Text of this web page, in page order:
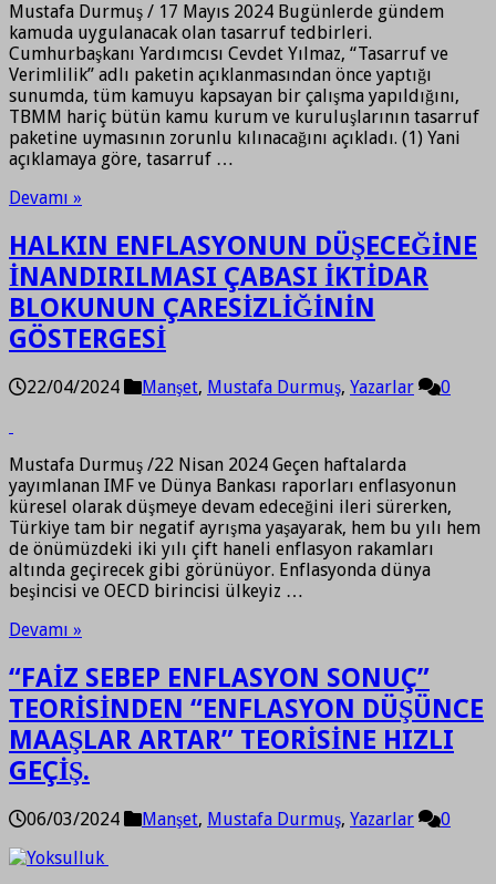
Mustafa Durmuş / 17 Mayıs 2024 Bugünlerde gündem
kamuda uygulanacak olan tasarruf tedbirleri.
Cumhurbaşkanı Yardımcısı Cevdet Yılmaz, “Tasarruf ve
Verimlilik” adlı paketin açıklanmasından önce yaptığı
sunumda, tüm kamuyu kapsayan bir çalışma yapıldığını,
TBMM hariç bütün kamu kurum ve kuruluşlarının tasarruf
paketine uymasının zorunlu kılınacağını açıkladı. (1) Yani
açıklamaya göre, tasarruf …
Devamı »
HALKIN ENFLASYONUN DÜŞECEĞİNE
İNANDIRILMASI ÇABASI İKTİDAR
BLOKUNUN ÇARESİZLİĞİNİN
GÖSTERGESİ
22/04/2024 Manşet, Mustafa Durmuş, Yazarlar 0
Mustafa Durmuş /22 Nisan 2024 Geçen haftalarda
yayımlanan IMF ve Dünya Bankası raporları enflasyonun
küresel olarak düşmeye devam edeceğini ileri sürerken,
Türkiye tam bir negatif ayrışma yaşayarak, hem bu yılı hem
de önümüzdeki iki yılı çift haneli enflasyon rakamları
altında geçirecek gibi görünüyor. Enflasyonda dünya
beşincisi ve OECD birincisi ülkeyiz …
Devamı »
“FAİZ SEBEP ENFLASYON SONUÇ”
TEORİSİNDEN “ENFLASYON DÜŞÜNCE
MAAŞLAR ARTAR” TEORİSİNE HIZLI
GEÇİŞ.
06/03/2024 Manşet, Mustafa Durmuş, Yazarlar 0